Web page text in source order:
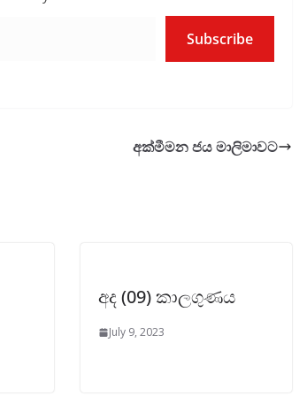
Subscribe
අක්මීමන ජය මාලිමාවට
අද (09) කාලගුණය
July 9, 2023